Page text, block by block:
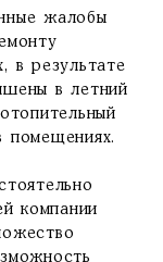
жалобы
в результате
в летний
помещениях.
компании